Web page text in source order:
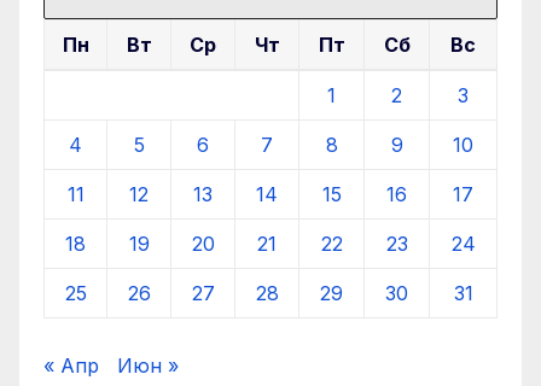
Пн Вт Ср Чт Пт Сб Вс
1 2 3
4 5 6 7 8 9 10
11 12 13 14 15 16 17
18 19 20 21 22 23 24
25 26 27 28 29 30 31
« Апр Июн »